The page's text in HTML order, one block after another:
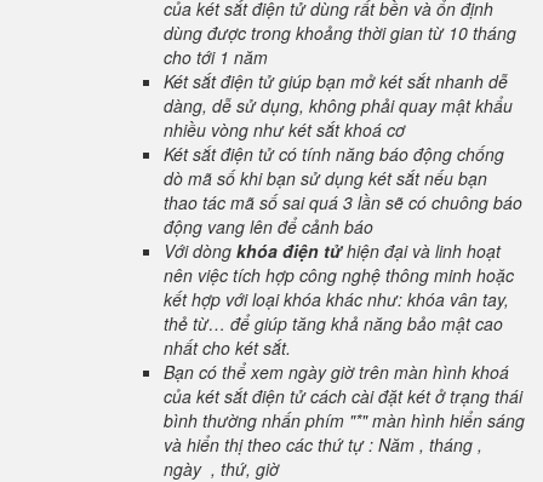
của két sắt điện tử dùng rất bền và ổn định
dùng được trong khoảng thời gian từ 10 tháng
cho tới 1 năm
Két sắt điện tử giúp bạn mở két sắt nhanh dễ
dàng, dễ sử dụng, không phải quay mật khẩu
nhiều vòng như két sắt khoá cơ
Két sắt điện tử có tính năng báo động chống
dò mã số khi bạn sử dụng két sắt nếu bạn
thao tác mã số sai quá 3 lần sẽ có chuông báo
động vang lên để cảnh báo
Với dòng khóa điện tửhiện đại và linh hoạt
nên việc tích hợp công nghệ thông minh hoặc
kết hợp với loại khóa khác như: khóa vân tay,
thẻ từ… để giúp tăng khả năng bảo mật cao
nhất cho két sắt.
Bạn có thể xem ngày giờ trên màn hình khoá
của két sắt điện tử cách cài đặt két ở trạng thái
bình thường nhấn phím "*" màn hình hiển sáng
và hiển thị theo các thứ tự : Năm , tháng ,
ngày , thứ, giờ